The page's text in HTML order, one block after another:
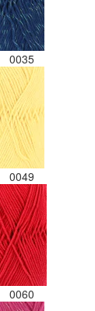
0035
0049
0060